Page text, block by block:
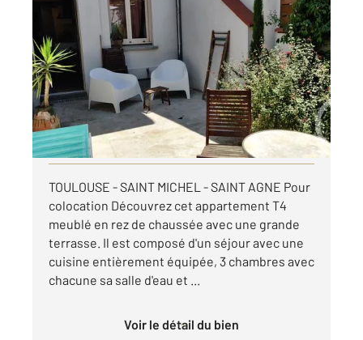
TOULOUSE 31
60,53 m
, 4 pièces
Ref : 27677
Appartement F4 à louer
1 500 €
par mois charges comprises
Visiter le site dédié
TOULOUSE - SAINT MICHEL - SAINT AGNE Pour
colocation Découvrez cet appartement T4
meublé en rez de chaussée avec une grande
terrasse. Il est composé d'un séjour avec une
cuisine entièrement équipée, 3 chambres avec
chacune sa salle d'eau et ...
Voir le détail du bien